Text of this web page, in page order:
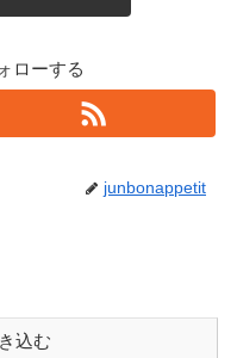
ローする
junbonappetit
込む